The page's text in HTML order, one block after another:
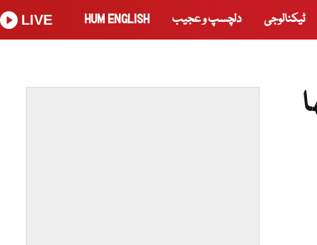
ٹیکنالوجی دلچسپ و عجیب HUM ENGLISH
LIVE